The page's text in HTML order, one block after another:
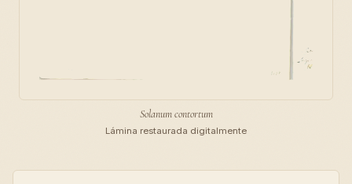
Solanum contortum
Lámina restaurada digitalmente